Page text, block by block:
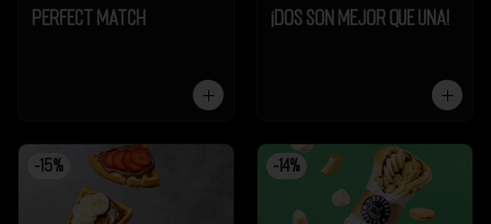
Perfect Match ¡Dos son mejor que UNA!
- 15% - 14 %